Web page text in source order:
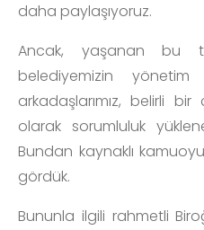
daha paylaşıyoruz.
Ancak, yaşanan bu
belediyemizin
arkadaşlarımız, belirli
olarak sorumluluk
Bundan kaynaklı
gördük.
Bununla ilgili rahmetli